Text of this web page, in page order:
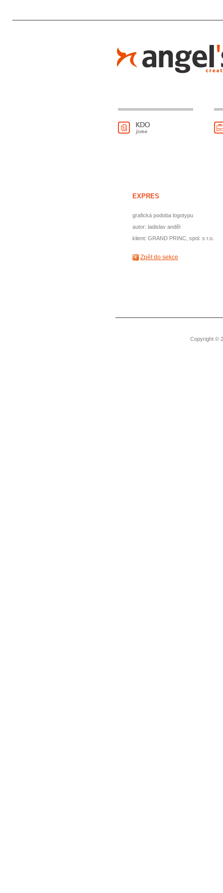
EXPRES
grafická podoba logotypu
autor: ladislav anděl
klient: GRAND PRINC, spol. s r.o.
Zpět do sekce
Copyright ©